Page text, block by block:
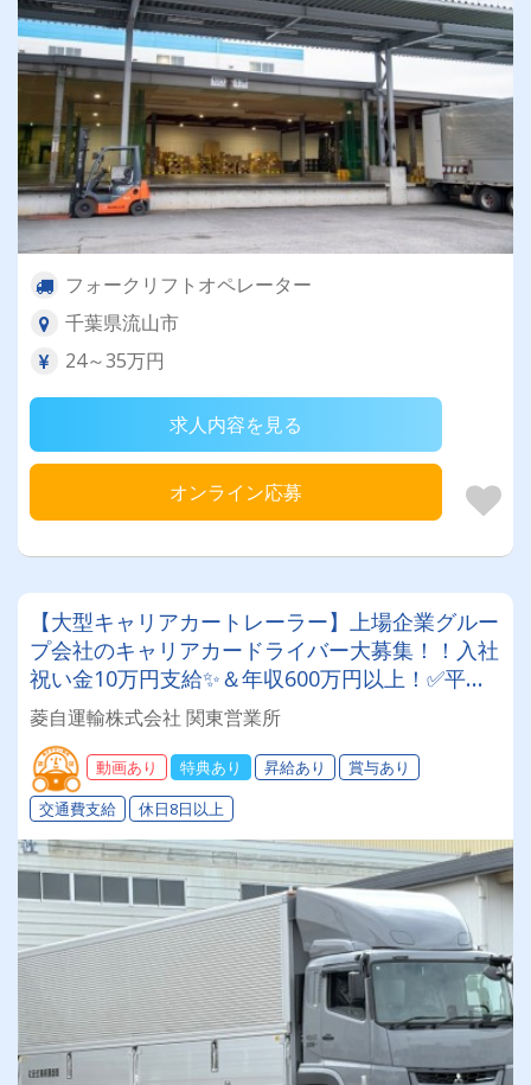
フォークリフトオペレーター
千葉県流山市
24～35万円
求人内容を見る
オンライン応募
【大型キャリアカートレーラー】上場企業グルー
プ会社のキャリアカードライバー大募集！！入社
祝い金10万円支給✨＆年収600万円以上！✅平均
年間休日126日✅賞与年2回✅退職金制度あり✅日
勤のみ！！
菱自運輸株式会社 関東営業所
動画あり 特典あり 昇給あり
賞与あり
交通費支給
休日8日以上